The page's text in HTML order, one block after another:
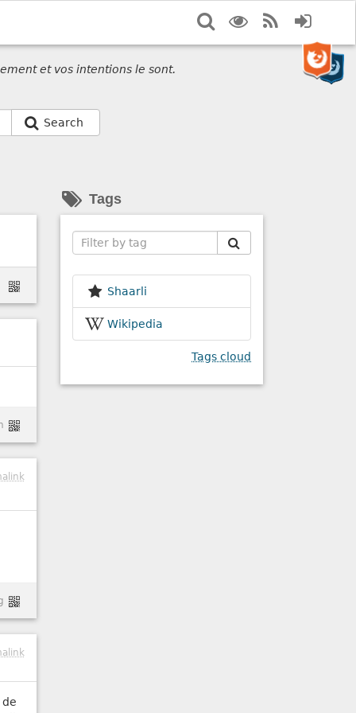
SearchDisplay
RSS
et vos intentions le sont.
Search
Tags
Shaarli
Wikipedia
Tags cloud